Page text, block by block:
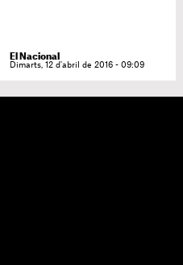
El Nacional
Dimarts, 12 d'abril de 2016 - 09:09